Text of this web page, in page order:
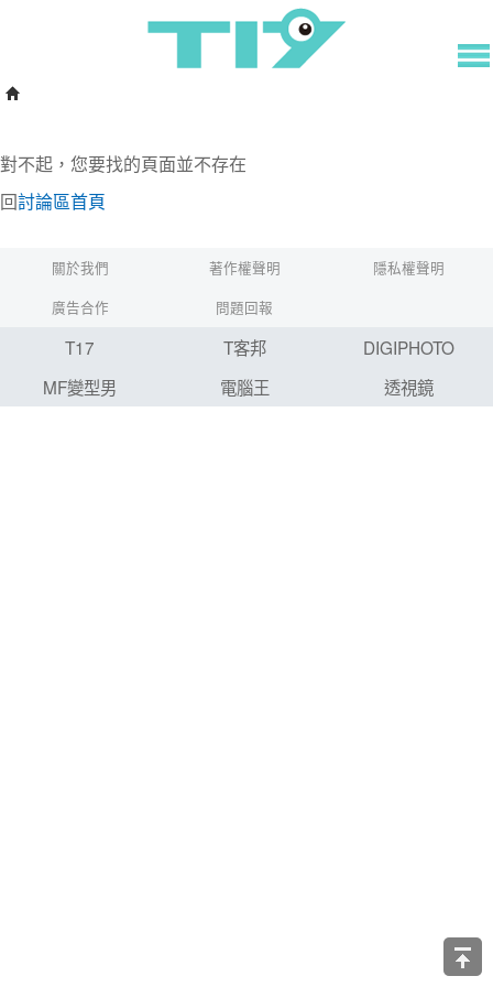
對不起，您要找的頁面並不存在
回討論區首頁
關於我們 著作權聲明
隱私權聲明
廣告合作
問題回報
T17 T客邦
DIGIPHOTO
MF變型男
電腦王 透視鏡